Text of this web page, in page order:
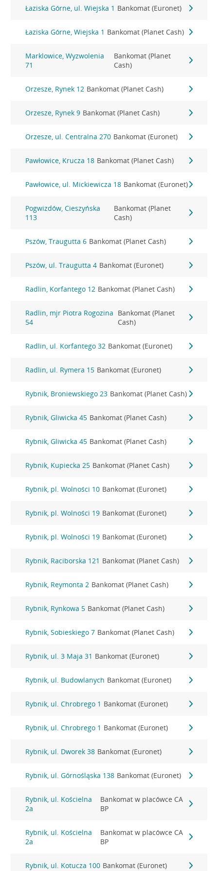
Łaziska Górne, ul. Wiejska 1 Bankomat (Euronet)
Łaziska Górne, Wiejska 1 Bankomat (Planet Cash)
Marklowice, Wyzwolenia
71
Bankomat (Planet
Cash)
Orzesze, Rynek 12 Bankomat (Planet Cash)
Orzesze, Rynek 9 Bankomat (Planet Cash)
Orzesze, ul. Centralna 270 Bankomat (Euronet)
Pawłowice, Krucza 18 Bankomat (Planet Cash)
Pawłowice, ul. Mickiewicza 18 Bankomat (Euronet)
Pogwizdów, Cieszyńska
113
Bankomat (Planet
Cash)
Pszów, Traugutta 6 Bankomat (Planet Cash)
Pszów, ul. Traugutta 4 Bankomat (Euronet)
Radlin, Korfantego 12 Bankomat (Planet Cash)
Radlin, mjr Piotra Rogozina
54
Bankomat (Planet
Cash)
Radlin, ul. Korfantego 32 Bankomat (Euronet)
Radlin, ul. Rymera 15 Bankomat (Euronet)
Rybnik, Broniewskiego 23 Bankomat (Planet Cash)
Rybnik, Gliwicka 45 Bankomat (Planet Cash)
Rybnik, Gliwicka 45 Bankomat (Planet Cash)
Rybnik, Kupiecka 25 Bankomat (Planet Cash)
Rybnik, pl. Wolności 10 Bankomat (Euronet)
Rybnik, pl. Wolności 19 Bankomat (Euronet)
Rybnik, pl. Wolności 19 Bankomat (Euronet)
Rybnik, Raciborska 121 Bankomat (Planet Cash)
Rybnik, Reymonta 2 Bankomat (Planet Cash)
Rybnik, Rynkowa 5 Bankomat (Planet Cash)
Rybnik, Sobieskiego 7 Bankomat (Planet Cash)
Rybnik, ul. 3 Maja 31 Bankomat (Euronet)
Rybnik, ul. Budowlanych Bankomat (Euronet)
Rybnik, ul. Chrobrego 1 Bankomat (Euronet)
Rybnik, ul. Chrobrego 1 Bankomat (Euronet)
Rybnik, ul. Dworek 38 Bankomat (Euronet)
Rybnik, ul. Górnośląska 138 Bankomat (Euronet)
Rybnik, ul. Kościelna
2a
Bankomat w placówce CA
BP
Rybnik, ul. Kościelna
2a
Bankomat w placówce CA
BP
Rybnik, ul. Kotucza 100 Bankomat (Euronet)